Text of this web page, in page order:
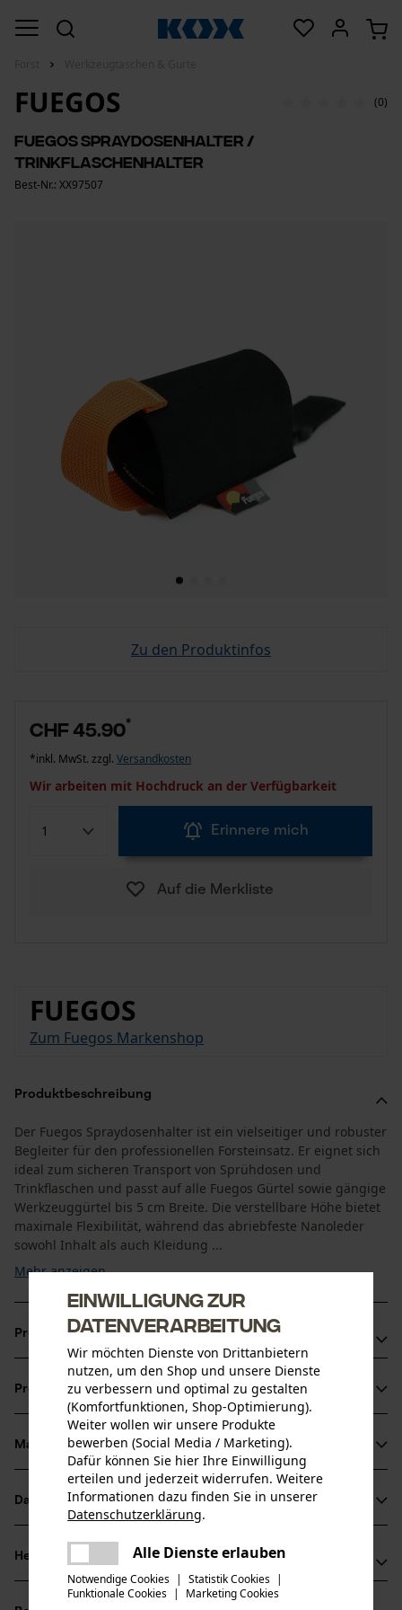
FUEGOS (0)
Fuegos Spraydosenhalter /
Trinkflaschenhalter
Best-Nr.: XX97507
Zu den Produktinfos
CHF 45.90*
*inkl. MwSt. zzgl. Versandkosten
Wir arbeiten mit Hochdruck an der Verfügbarkeit
Erinnere mich
Auf die Merkliste
FUEGOS
Zum Fuegos Markenshop
Produktbeschreibung
Der Fuegos Spraydosenhalter ist ein vielseitiger und robuster
Begleiter für den professionellen Forsteinsatz. Er eignet sich
ideal zum sicheren Transport von Sprühdosen und
Trinkflaschen und passt auf alle Fuegos Gürtel sowie gängige
Werkzeuggürtel bis 5 cm Breite. Die verstellbare Höhe bietet
maximale Flexibilität, während das abriebfeste Nanoleder
sowohl Inhalt als auch Kleidung ...
Mehr anzeigen
Produktvorteile
Für Sprühdosen und Trinkflaschen mit Durchmesser bis zu
8 cm geeignet
Leicht zu reinigen und schmutzunempfindlich
Schützt Inhalte vor Stößen und Schmutz
Produktinformationen
Produktdetails
Aktivitätstyp
Aufbewahren
Altersgruppe
Erwachsener
Material & Pflege
Material
Hauptmaterial
Kunstleder
Datenblätter
Herstellerdatenblatt (PDF)
Herstellerinformationen
Fuego Sport
Einwilligung zur
Datenverarbeitung
Wir möchten Dienste von Drittanbietern
nutzen, um den Shop und unsere Dienste
zu verbessern und optimal zu gestalten
(Komfortfunktionen, Shop-Optimierung).
Weiter wollen wir unsere Produkte
bewerben (Social Media / Marketing).
Dafür können Sie hier Ihre Einwilligung
erteilen und jederzeit widerrufen. Weitere
Informationen dazu finden Sie in unserer
Datenschutzerklärung.
Alle Dienste erlauben
Notwendige Cookies | Statistik Cookies |
Funktionale Cookies | Marketing Cookies
Es ist ein Fehler aufgetreten. Bitte
versuchen Sie es erneut.
mail